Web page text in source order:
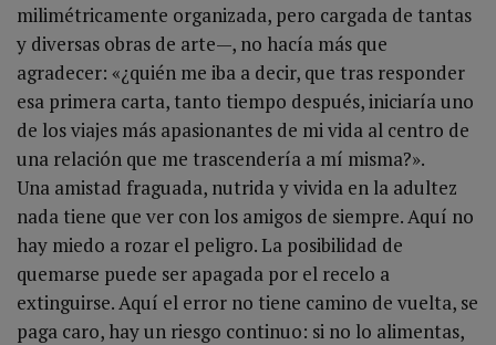
milimétricamente organizada, pero cargada de tantas
y diversas obras de arte—, no hacía más que
agradecer: «¿quién me iba a decir, que tras responder
esa primera carta, tanto tiempo después, iniciaría uno
de los viajes más apasionantes de mi vida al centro de
una relación que me trascendería a mí misma?».
Una amistad fraguada, nutrida y vivida en la adultez
nada tiene que ver con los amigos de siempre. Aquí no
hay miedo a rozar el peligro. La posibilidad de
quemarse puede ser apagada por el recelo a
extinguirse. Aquí el error no tiene camino de vuelta, se
paga caro, hay un riesgo continuo: si no lo alimentas,